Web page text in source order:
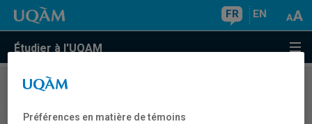
FR EN
Étudier à l'UQAM
COURS//
Préférences en matière de témoins